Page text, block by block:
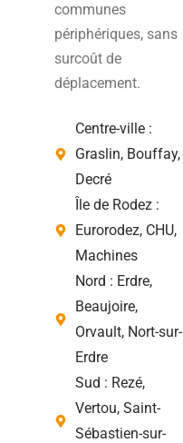
communes
périphériques, sans
surcoût de
déplacement.
Centre-ville :
Graslin, Bouffay,
Decré
Île de Rodez :
Eurorodez, CHU,
Machines
Nord : Erdre,
Beaujoire,
Orvault, Nort-sur-
Erdre
Sud : Rezé,
Vertou, Saint-
Sébastien-sur-